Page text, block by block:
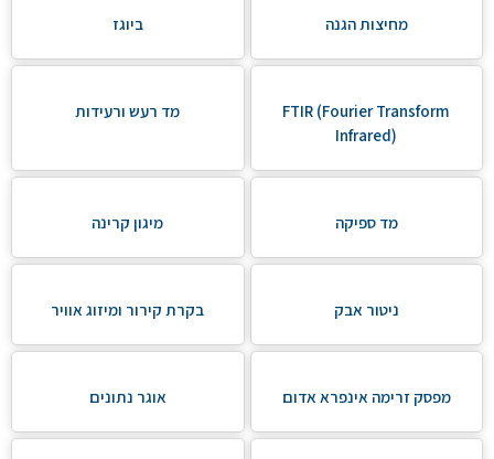
מחיצות הגנה ביוגז
FTIR (Fourier Transform
Infrared)
מד רעש ורעידות
מד ספיקה מיגון קרינה
ניטור אבק בקרת קירור ומיזוג אוויר
מפסק זרימה אינפרא אדום אוגר נתונים